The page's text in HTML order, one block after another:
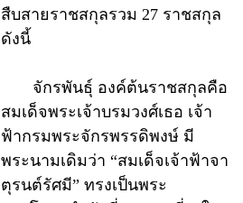
สืบสายราชสกุลรวม 27 ราชสกุล
ดังนี้
จักรพันธุ์ องค์ต้นราชสกุลคือ
สมเด็จพระเจ้าบรมวงศ์เธอ เจ้า
ฟ้ากรมพระจักรพรรดิพงษ์ มี
พระนามเดิมว่า “สมเด็จเจ้าฟ้าจา
ตุรนต์รัศมี” ทรงเป็นพระ